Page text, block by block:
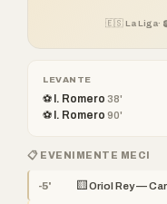
🇪🇸 La Liga·
LEVANTE
⚽ I. Romero 38'
⚽ I. Romero 90'
📋 EVENIMENTE MECI
-5' 🟨 Oriol Rey —